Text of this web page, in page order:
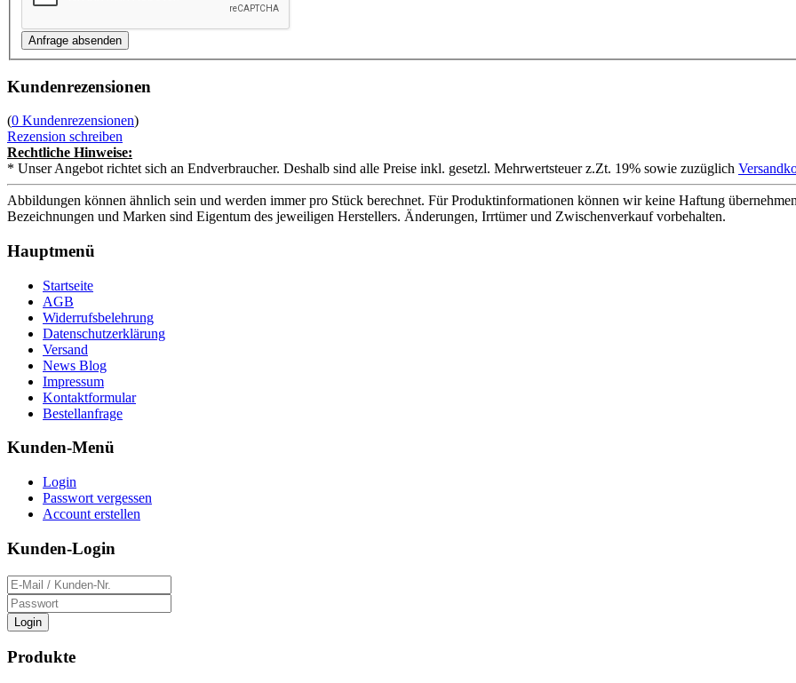
Kundenrezensionen
(0 Kundenrezensionen)
Rezension schreiben
Rechtliche Hinweise:
* Unser Angebot richtet sich an Endverbraucher. Deshalb sind alle Preise inkl. gesetzl. Mehrwertsteuer z.Zt. 19% sowie zuzüglich
Abbildungen können ähnlich sein und werden immer pro Stück berechnet. Für Produktinformationen können wir keine Haftung
Bezeichnungen und Marken sind Eigentum des jeweiligen Herstellers. Änderungen, Irrtümer und Zwischenverkauf vorbehalten.
Hauptmenü
Startseite
AGB
Widerrufsbelehrung
Datenschutzerklärung
Versand
News Blog
Impressum
Kontaktformular
Bestellanfrage
Kunden-Menü
Login
Passwort vergessen
Account erstellen
Kunden-Login
Login
Produkte